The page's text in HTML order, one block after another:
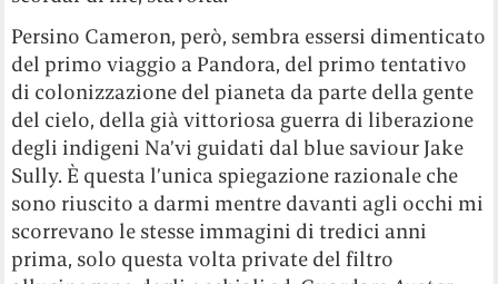
Persino Cameron, però, sembra essersi dimenticato
del primo viaggio a Pandora, del primo tentativo
di colonizzazione del pianeta da parte della gente
del cielo, della già vittoriosa guerra di liberazione
degli indigeni Na’vi guidati dal blue saviour Jake
Sully. È questa l’unica spiegazione razionale che
sono riuscito a darmi mentre davanti agli occhi mi
scorrevano le stesse immagini di tredici anni
prima, solo questa volta private del filtro